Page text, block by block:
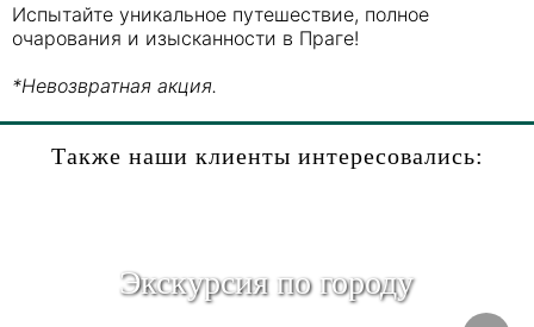
Испытайте уникальное путешествие, полное
очарования и изысканности в Праге!
*Невозвратная акция.
Также наши клиенты интересовались:
Экскурсия по городу